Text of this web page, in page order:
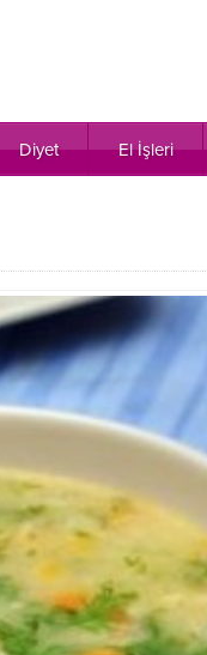
Diyet El İşleri